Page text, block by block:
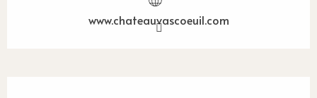
www.chateauvascoeuil.com